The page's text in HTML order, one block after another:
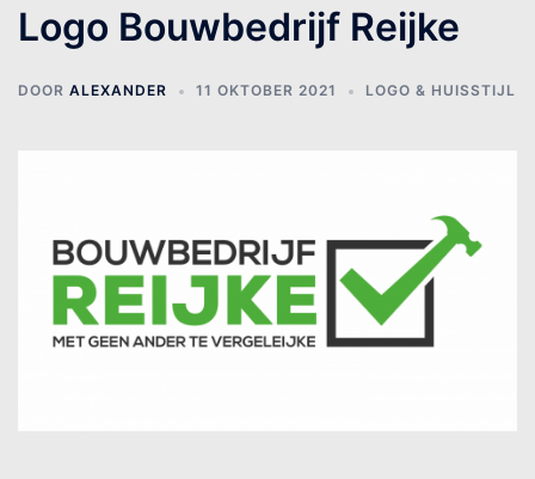
Logo Bouwbedrijf Reijke
DOOR ALEXANDER 11 OKTOBER 2021 LOGO & HUISSTIJL